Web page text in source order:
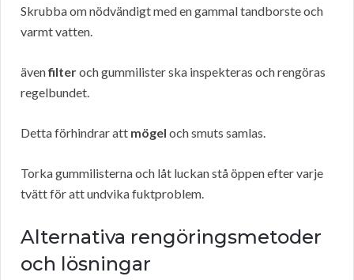
Skrubba om nödvändigt med en gammal tandborste och
varmt vatten.
ävenfilteroch gummilister ska inspekteras och rengöras
regelbundet.
Detta förhindrar att mögel och smuts samlas.
Torka gummilisterna och låt luckan stå öppen efter varje
tvätt för att undvika fuktproblem.
Alternativa rengöringsmetoder
och lösningar